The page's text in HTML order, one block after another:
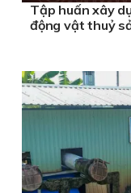
Tập huấn xây
động vật thuỷ